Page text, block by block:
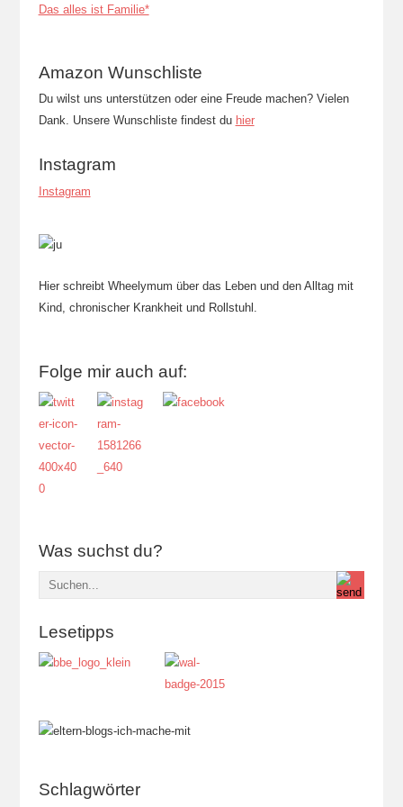
Das alles ist Familie*
Amazon Wunschliste
Du wilst uns unterstützen oder eine Freude machen? Vielen
Dank. Unsere Wunschliste findest du hier
Instagram
Instagram
Hier schreibt Wheelymum über das Leben und den Alltag mit
Kind, chronischer Krankheit und Rollstuhl.
Folge mir auch auf:
Was suchst du?
Lesetipps
Schlagwörter